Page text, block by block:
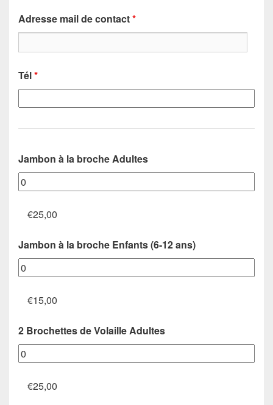
Adresse mail de contact*
Tél*
Jambon à la broche Adultes
€25,00
Jambon à la broche Enfants (6-12 ans)
€15,00
2 Brochettes de Volaille Adultes
€25,00